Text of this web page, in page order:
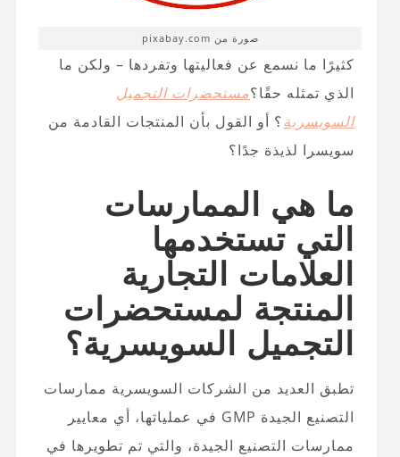
صورة من pixabay.com
كثيرًا ما نسمع عن فعاليتها وتفردها – ولكن ما
الذي تمثله حقًا؟مستحضرات التجميل
السويسرية؟ أو القول بأن المنتجات القادمة من
سويسرا لذيذة جدًا؟
ما هي الممارسات
التي تستخدمها
العلامات التجارية
المنتجة لمستحضرات
التجميل السويسرية؟
تطبق العديد من الشركات السويسرية ممارسات
التصنيع الجيدة GMP في عملياتها، أي معايير
ممارسات التصنيع الجيدة، والتي تم تطويرها في